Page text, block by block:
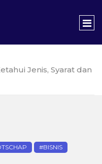
Jenis, Syarat dan
#BISNIS